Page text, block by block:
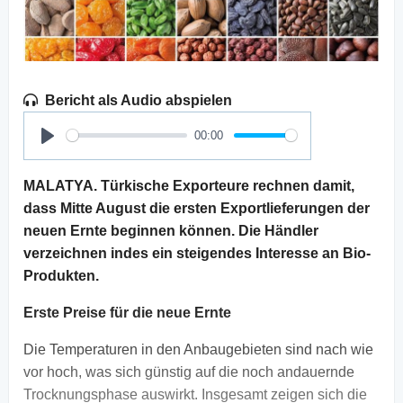
Bericht als Audio abspielen
Play
00:00
MALATYA. Türkische Exporteure rechnen damit,
dass Mitte August die ersten Exportlieferungen der
neuen Ernte beginnen können. Die Händler
verzeichnen indes ein steigendes Interesse an Bio-
Produkten.
Erste Preise für die neue Ernte
Die Temperaturen in den Anbaugebieten sind nach wie
vor hoch, was sich günstig auf die noch andauernde
Trocknungsphase auswirkt. Insgesamt zeigen sich die